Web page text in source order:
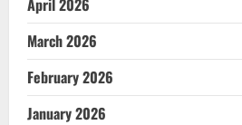
March 2026
February 2026
January 2026